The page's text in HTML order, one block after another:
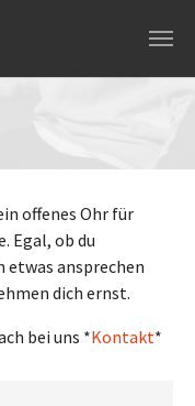
offenes Ohr für
Egal, ob du
ansprechen
dich ernst.
bei uns *Kontakt*